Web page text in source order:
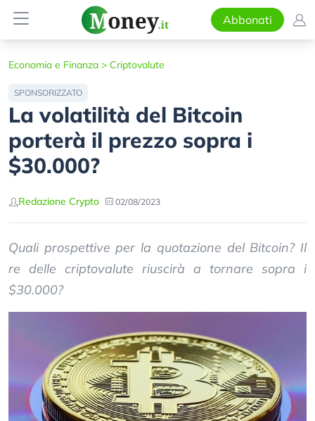
Abbonati
Economia e Finanza > Criptovalute
SPONSORIZZATO
La volatilità del Bitcoin
porterà il prezzo sopra i
$30.000?
Redazione Crypto 02/08/2023
Quali prospettive per la quotazione del Bitcoin? Il
re delle criptovalute riuscirà a tornare sopra i
$30.000?